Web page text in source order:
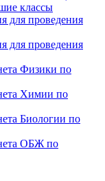
классы
для проведения
для проведения
Физики по
Химии по
Биологии по
ОБЖ по